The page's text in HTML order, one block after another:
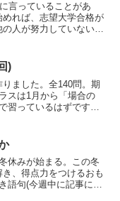
言っていることがあ
れば、志望大学合格が
人が努力していない時
)
ました。全140問。期
スは1月から「場合の
習っているはずです
休みが始まる。この冬
、得点力をつけるおも
語句(今週中に記事にす